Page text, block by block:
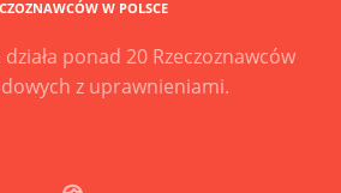
W POLSCE
ponad 20 Rzeczoznawców
z uprawnieniami.